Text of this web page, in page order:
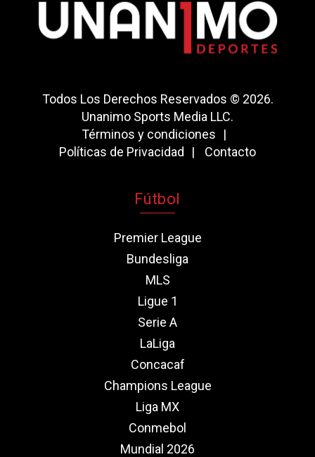
Todos Los Derechos Reservados © 2026.
Unanimo Sports Media LLC.
Términos y condiciones
Políticas de Privacidad
Contacto
Fútbol
Premier League
Bundesliga
MLS
Ligue 1
Serie A
LaLiga
Concacaf
Champions League
Liga MX
Conmebol
Mundial 2026